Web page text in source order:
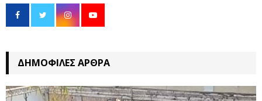
ΔΗΜΟΦΙΛΈΣ ΆΡΘΡΑ